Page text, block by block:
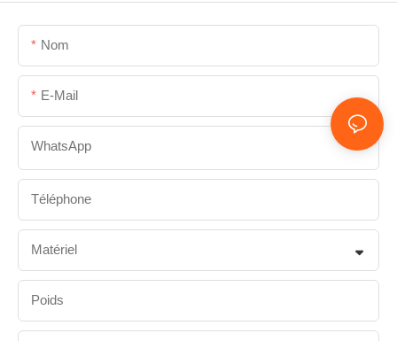
Nom
E-Mail
WhatsApp
Téléphone
Matériel
Poids